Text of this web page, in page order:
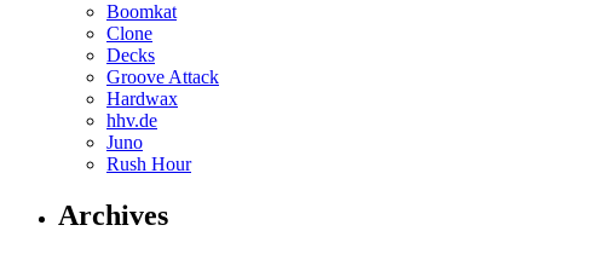
Boomkat
Clone
Decks
Groove Attack
Hardwax
hhv.de
Juno
Rush Hour
Archives